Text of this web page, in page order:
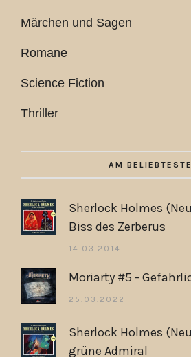
Märchen und Sagen
Romane
Science Fiction
Thriller
AM
Sherlock Holmes
Biss des Zerberus
14.03.2014
Moriarty #5 -
25.03.2022
Sherlock Holmes
grüne Admiral